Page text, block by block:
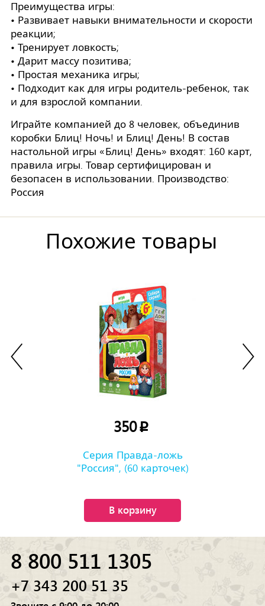
Преимущества игры:
• Развивает навыки внимательности и скорости
реакции;
• Тренирует ловкость;
• Дарит массу позитива;
• Простая механика игры;
• Подходит как для игры родитель-ребенок, так
и для взрослой компании.
Играйте компанией до 8 человек, объединив
коробки Блиц! Ночь! и Блиц! День! В состав
настольной игры «Блиц! День» входят: 160 карт,
правила игры. Товар сертифицирован и
безопасен в использовании. Производство:
Россия
Похожие товары
350p
Серия Правда-ложь
"Россия", (60 карточек)
В корзину
8 800 511 1305
+7 343 200 51 35